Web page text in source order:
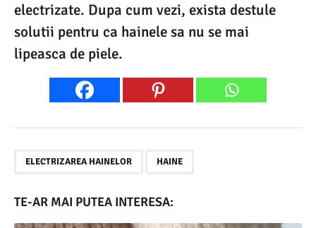
electrizate. Dupa cum vezi, exista destule
solutii pentru ca hainele sa nu se mai
lipeasca de piele.
ELECTRIZAREA HAINELOR HAINE
TE-AR MAI PUTEA INTERESA: